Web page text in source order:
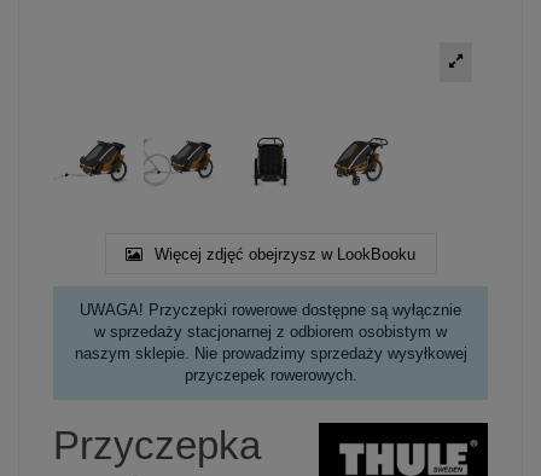
Więcej zdjęć obejrzysz w LookBooku
UWAGA! Przyczepki rowerowe dostępne są wyłącznie
w sprzedaży stacjonarnej z odbiorem osobistym w
naszym sklepie. Nie prowadzimy sprzedaży wysyłkowej
przyczepek rowerowych.
Przyczepka